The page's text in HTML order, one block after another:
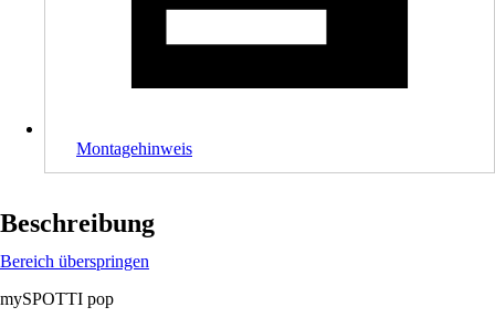
Montagehinweis
Beschreibung
Bereich überspringen
mySPOTTI pop